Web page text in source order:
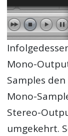
Mono-
Samples
Mono-
Stereo-
umgekehrt.